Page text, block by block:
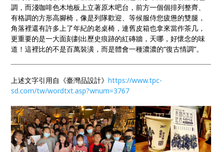
調，而淺咖啡色木地板上立著原木吧台，前方一個個排列整齊、
有格調的方形高腳椅，像是列隊歡迎、等候服侍您疲憊的雙腿，
角落裡還有許多上了年紀的老桌椅，連舊皮箱也拿來當作茶几，
更重要的是一大面刻劃出歷史痕跡的紅磚牆，天哪，好懷念的味
道！這裡比的不是百萬裝潢，而是體會一種濃濃的“復古情調”。
上述文字引用自《臺灣品設計》https://www.tpc-
sd.com/tw/wordtxt.asp?wnum=3767